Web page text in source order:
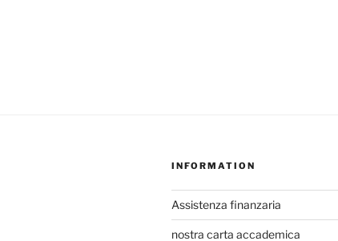
INFORMATION
Assistenza finanzaria
nostra carta accademica